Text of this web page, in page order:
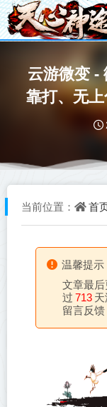
云游微变 -
靠打、无
当前位置： 首
温馨提示
文章最
过 713
留言反馈